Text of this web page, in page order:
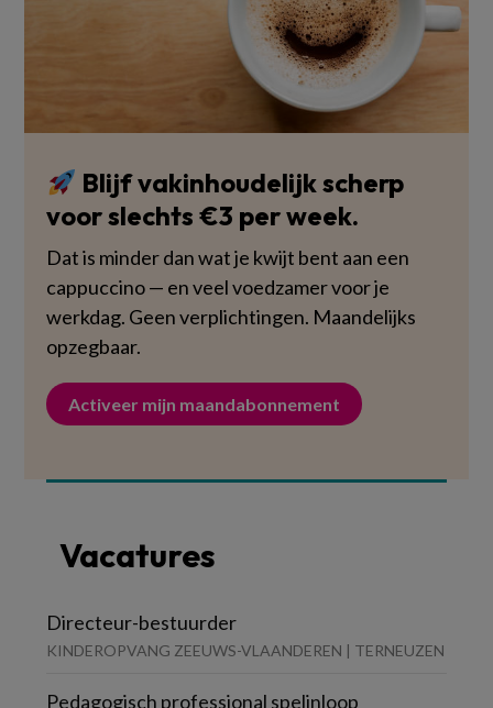
Blijf vakinhoudelijk scherp
voor slechts €3 per week.
Dat is minder dan wat je kwijt bent aan een
cappuccino — en veel voedzamer voor je
werkdag. Geen verplichtingen. Maandelijks
opzegbaar.
Activeer mijn maandabonnement
Vacatures
Directeur-bestuurder
KINDEROPVANG ZEEUWS-VLAANDEREN | TERNEUZEN
Pedagogisch professional spelinloop